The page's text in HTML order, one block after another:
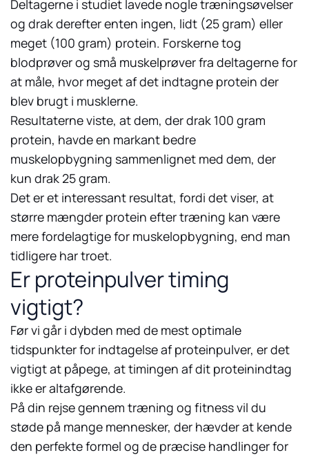
Deltagerne i studiet lavede nogle træningsøvelser
og drak derefter enten ingen, lidt (25 gram) eller
meget (100 gram) protein. Forskerne tog
blodprøver og små muskelprøver fra deltagerne for
at måle, hvor meget af det indtagne protein der
blev brugt i musklerne.
Resultaterne viste, at dem, der drak 100 gram
protein, havde en markant bedre
muskelopbygning sammenlignet med dem, der
kun drak 25 gram.
Det er et interessant resultat, fordi det viser, at
større mængder protein efter træning kan være
mere fordelagtige for muskelopbygning, end man
tidligere har troet.
Er proteinpulver timing
vigtigt?
Før vi går i dybden med de mest optimale
tidspunkter for indtagelse af proteinpulver, er det
vigtigt at påpege, at timingen af dit proteinindtag
ikke er altafgørende.
På din rejse gennem træning og fitness vil du
støde på mange mennesker, der hævder at kende
den perfekte formel og de præcise handlinger for